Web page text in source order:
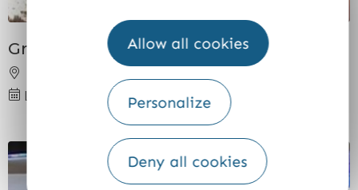
Allow all cookies
Personalize
Deny all cookies
Graff végétal
LE
11 AOÛT 2026